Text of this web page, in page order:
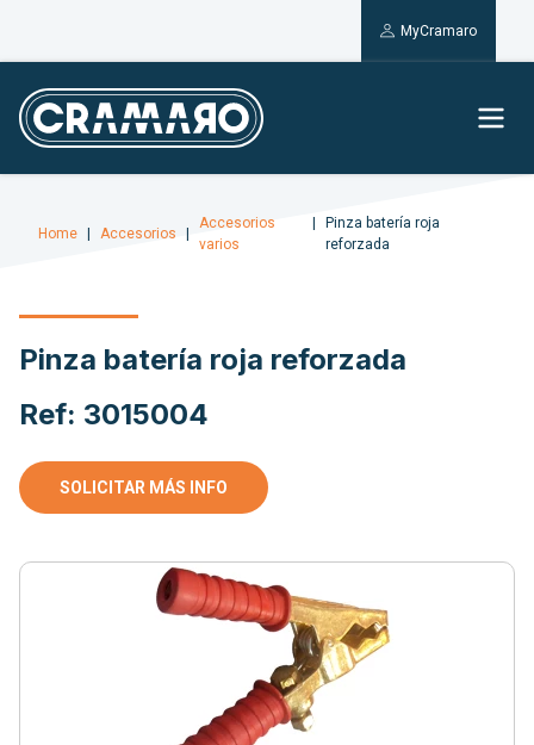
MyCramaro
Home Accesorios
Accesorios
varios
Pinza batería roja
reforzada
Pinza batería roja reforzada
Ref: 3015004
SOLICITAR MÁS INFO